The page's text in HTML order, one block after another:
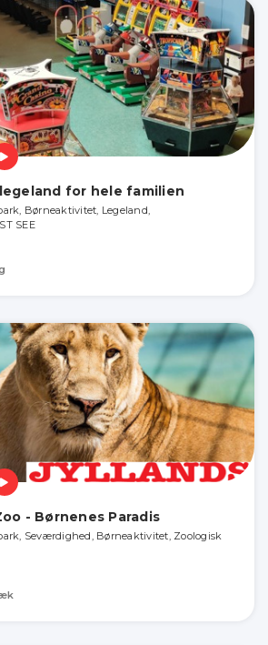
for hele familien
Børneaktivitet, Legeland,
SEE
- Børnenes Paradis
Seværdighed, Børneaktivitet, Zoologisk